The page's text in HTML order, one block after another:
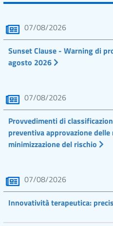
07/08/2026
Sunset Clause - Warning di
agosto 2026
07/08/2026
Provvedimenti di
preventiva approvazione
minimizzazione del rischio
07/08/2026
Innovatività terapeutica: